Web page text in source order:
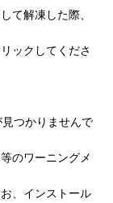
て解凍した際、
ックしてくださ
つかりませんで
のワーニングメ
、インストール